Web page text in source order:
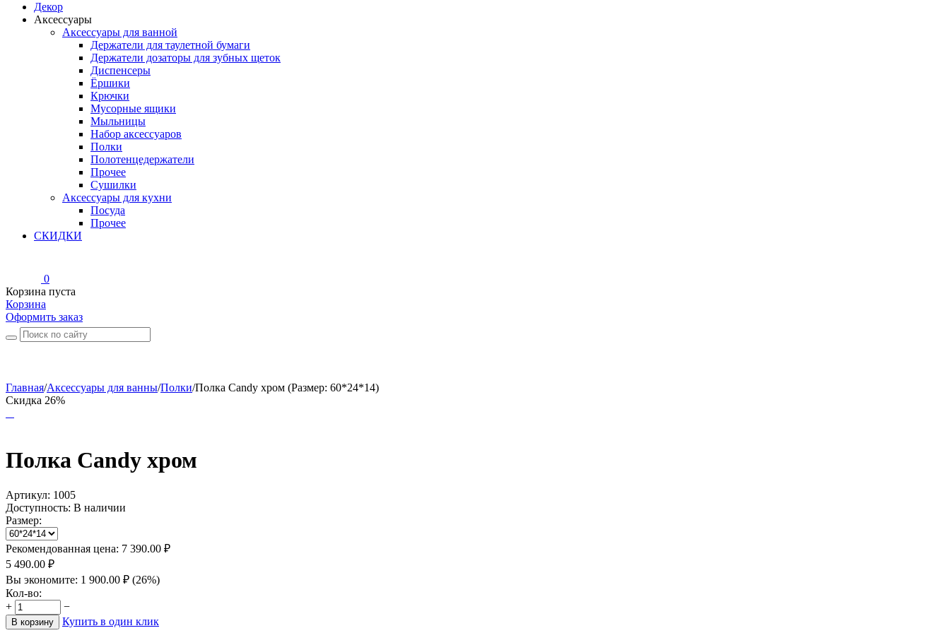
Декор
Аксессуары
Аксессуары для ванной
Держатели для таулетной бумаги
Держатели дозаторы для зубных щеток
Диспенсеры
Ёршики
Крючки
Мусорные ящики
Мыльницы
Набор аксессуаров
Полки
Полотенцедержатели
Прочее
Сушилки
Аксессуары для кухни
Посуда
Прочее
СКИДКИ
0
Корзина пуста
Корзина
Оформить заказ
Главная/Аксессуары для ванны/Полки/Полка Candy хром (Размер: 60*24*14)
Скидка 26%
Полка Candy хром
Артикул: 1005
Доступность: В наличии
Размер:
Рекомендованная цена: 7 390.00 ₽
5 490.00 ₽
Вы экономите: 1 900.00 ₽ (26%)
Кол-во:
+
−
В корзину Купить в один клик